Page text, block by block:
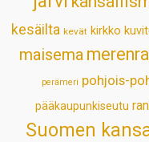
kesäilta kevät kirkko
maisema
perämeri pohjois-
pääkaupunkiseutu
Suomen